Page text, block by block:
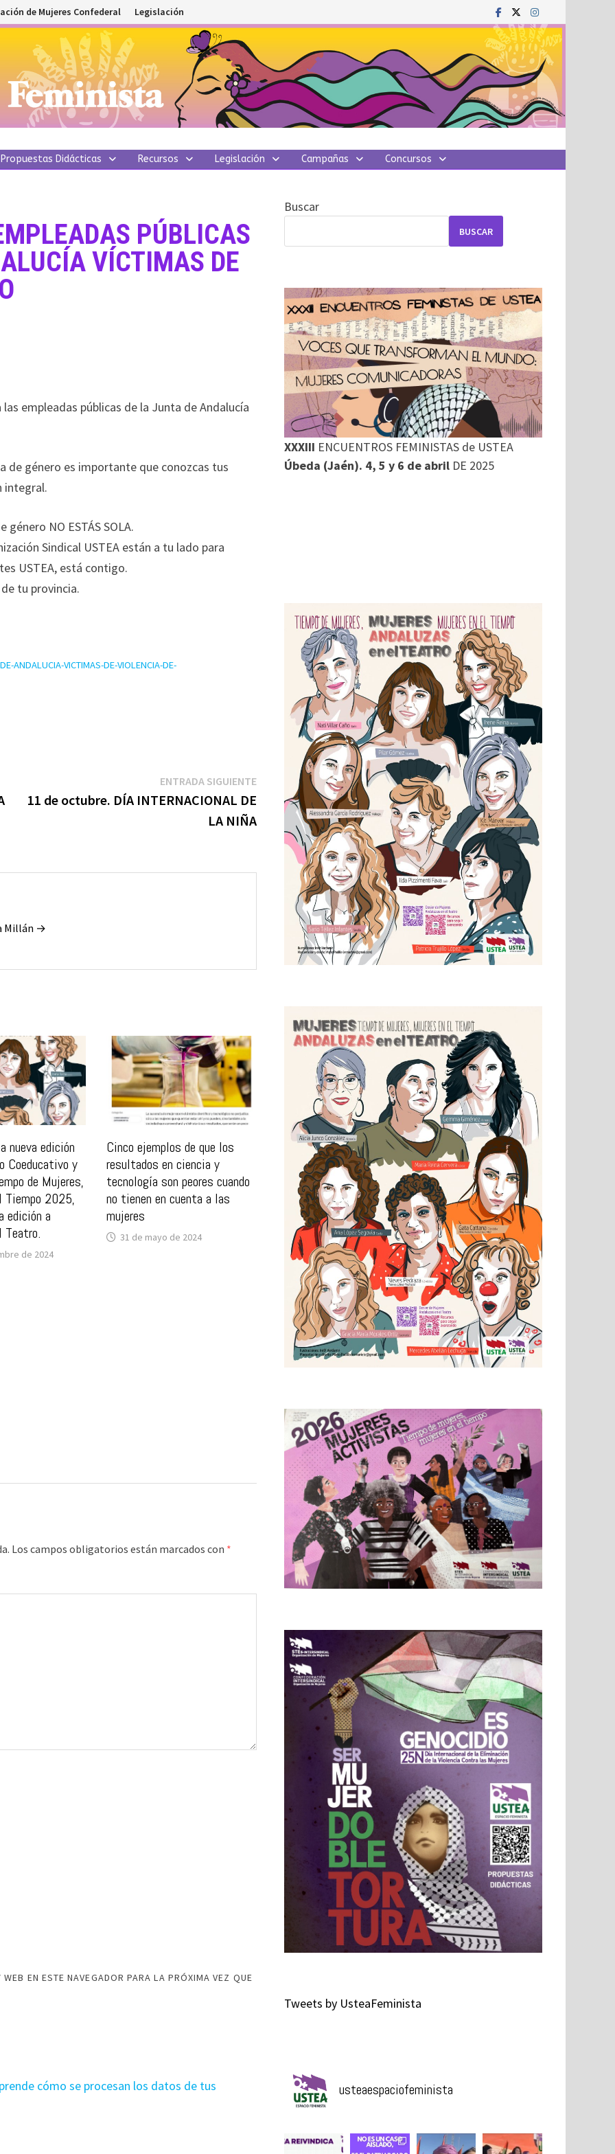
de Mujeres Confederal Legislación
Propuestas Didácticas Recursos Legislación Campañas Concursos
PÚBLICAS
VÍCTIMAS DE
empleadas públicas de la Junta de Andalucía
de género es importante que conozcas tus
integral.
NO ESTÁS SOLA.
Sindical USTEA están a tu lado para
USTEA, está contigo.
tu provincia.
ANDALUCIA-VICTIMAS-DE-VIOLENCIA-DE-
ENTRADA SIGUIENTEEntrada
siguiente:
11 de octubre. DÍA INTERNACIONAL DE
LA NIÑA
Millán →
nueva edición
Coeducativo y
de Mujeres,
Tiempo 2025,
edición a
Teatro.
de 2024
Cinco ejemplos de que los
resultados en ciencia y
tecnología son peores cuando
no tienen en cuenta a las
mujeres
31 de mayo de 2024
Los campos obligatorios están marcados con *
EN ESTE NAVEGADOR PARA LA PRÓXIMA VEZ QUE
cómo se procesan los datos de tus
Buscar
BUSCAR
XXXIII ENCUENTROS FEMINISTAS de USTEA
Úbeda (Jaén). 4, 5 y 6 de abrilDE 2025
Tweets by UsteaFeminista
usteaespaciofeminista